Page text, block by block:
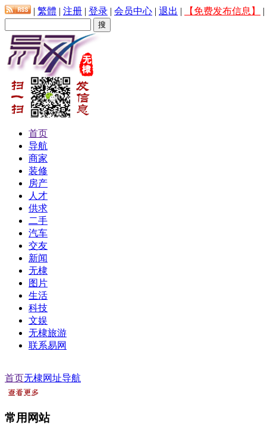
| 繁體 | 注册 | 登录 | 会员中心 | 退出 | 【免费发布信息】 |
首页
导航
商家
装修
房产
人才
供求
二手
汽车
交友
新闻
无棣
图片
生活
科技
文娱
无棣旅游
联系易网
首页无棣网址导航
常用网站